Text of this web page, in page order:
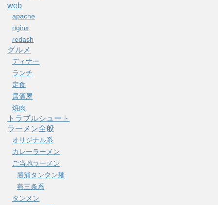
web
apache
nginx
redash
グルメ
ディナー
ランチ
定食
居酒屋
焼肉
トラブルシュート
ラーメン全般
オリジナル系
カレーラーメン
ご当地ラーメン
勝浦タンタン麺
燕三条系
タンメン